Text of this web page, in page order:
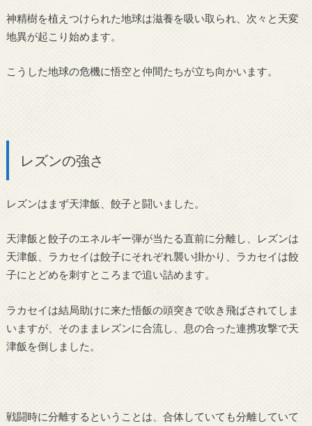
神精樹を植えつけられた地球は滋養を吸い取られ、次々と天変
地異が起こり始めます。
こうした地球の危機に悟空と仲間たちが立ち向かいます。
レズンの強さ
レズンはまず天津飯、餃子と闘いました。
天津飯と餃子のエネルギー弾が当たる直前に分離し、レズンは
天津飯、ラカセイは餃子にそれぞれ襲い掛かり、ラカセイは餃
子にとどめを刺すところまで追い詰めます。
ラカセイは結局助けに来た悟飯の頭突きで吹き飛ばされてしま
いますが、そのままレズンに合流し、息の合った連携攻撃で天
津飯を倒しました。
戦闘時に分離するということは、合体していても分離していて